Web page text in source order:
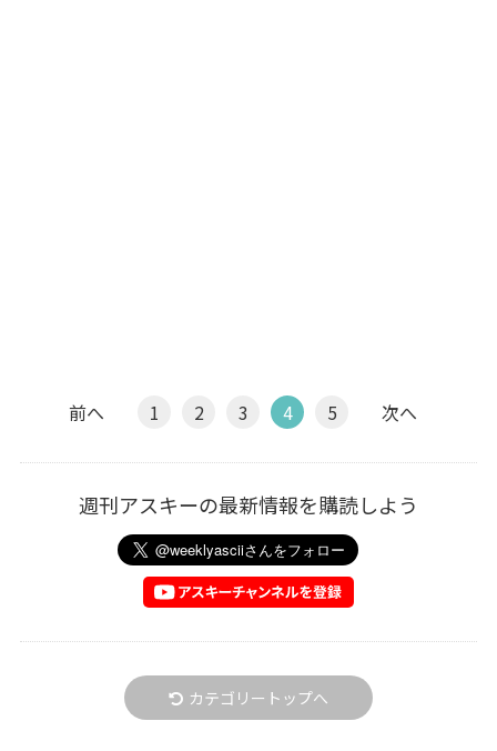
前へ 1 2 3 4 5 次へ
週刊アスキーの最新情報を購読しよう
カテゴリートップへ